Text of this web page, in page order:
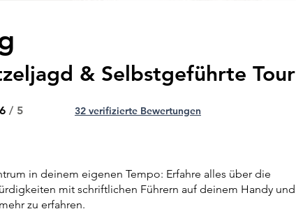
& Selbstgeführte Tour
/ 5 32 verifizierte Bewertungen
in deinem eigenen Tempo: Erfahre alles über die
mit schriftlichen Führern auf deinem Handy und
zu erfahren.